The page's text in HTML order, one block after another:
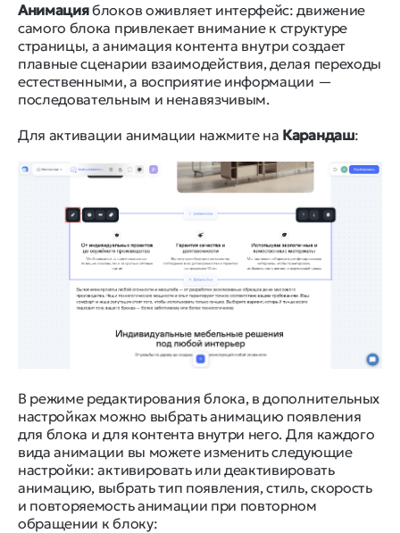
Анимацияблоков оживляет интерфейс: движение
самого блока привлекает внимание к структуре
страницы, а анимация контента внутри создает
плавные сценарии взаимодействия, делая переходы
естественными, а восприятие информации —
последовательным и ненавязчивым.
Для активации анимации нажмите на Карандаш:
В режиме редактирования блока, в дополнительных
настройках можно выбрать анимацию появления
для блока и для контента внутри него. Для каждого
вида анимации вы можете изменить следующие
настройки: активировать или деактивировать
анимацию, выбрать тип появления, стиль, скорость
и повторяемость анимации при повторном
обращении к блоку: